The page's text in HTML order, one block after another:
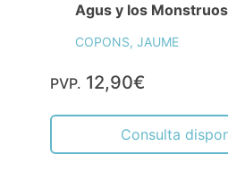
Agus y los
COPONS, JAUME
PVP. 12,90€
Consulta